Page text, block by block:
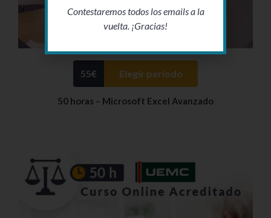
55€ Elegir periodo
50 horas – Microsoft Excel Avanzado
Contestaremos todos los emails a la
vuelta. ¡Gracias!